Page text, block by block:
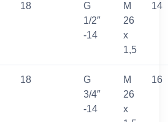
18
G
1/2″
-14
M
26
x
1,5
14
18
G
3/4″
-14
M
26
x
16